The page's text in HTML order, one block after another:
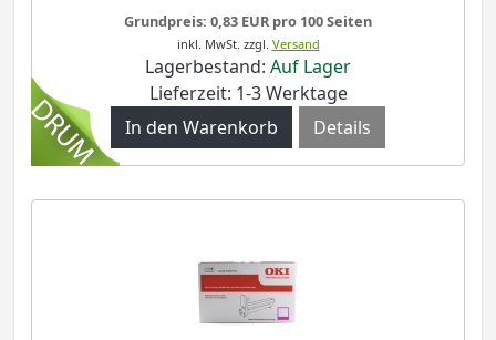
Grundpreis: 0,83 EUR pro 100 Seiten
inkl. MwSt. zzgl. Versand
Lagerbestand: Auf Lager
Lieferzeit: 1-3 Werktage
Details